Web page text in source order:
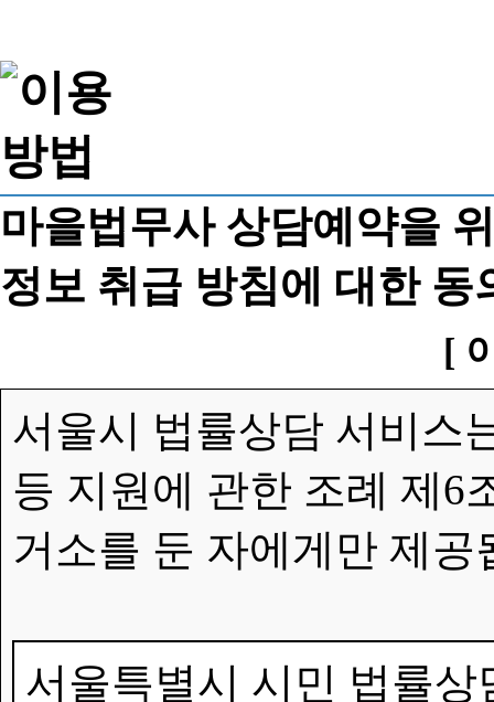
마을법무사 상담예약을
정보 취급 방침에 대한 동
[
서울시 법률상담 서비스
등 지원에 관한 조례 제6
거소를 둔 자에게만 제공
서울특별시 시민 법률